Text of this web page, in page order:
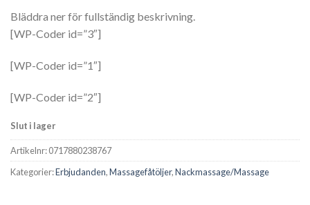
Bläddra ner för fullständig beskrivning.
[WP-Coder id=”3″]
[WP-Coder id=”1″]
[WP-Coder id=”2″]
Slut i lager
Artikelnr:0717880238767
Kategorier:Erbjudanden,Massagefåtöljer,Nackmassage/Massage